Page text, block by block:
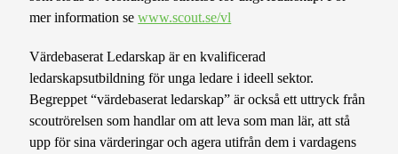
mer information sewww.scout.se/vl
Värdebaserat Ledarskap är en kvalificerad
ledarskapsutbildning för unga ledare i ideell sektor.
Begreppet “värdebaserat ledarskap” är också ett uttryck från
scoutrörelsen som handlar om att leva som man lär, att stå
upp för sina värderingar och agera utifrån dem i vardagens